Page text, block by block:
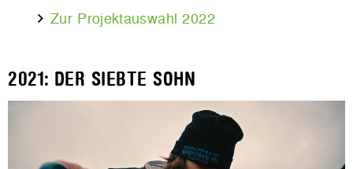
Zur Projektauswahl 2022
2021: DER SIEBTE SOHN